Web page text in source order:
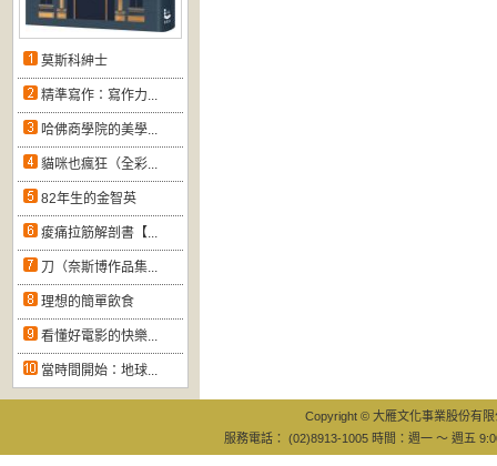
莫斯科紳士
精準寫作：寫作力...
哈佛商學院的美學...
貓咪也瘋狂（全彩...
82年生的金智英
痠痛拉筋解剖書【...
刀（奈斯博作品集...
理想的簡單飲食
看懂好電影的快樂...
當時間開始：地球...
Copyright © 大雁文化事業股份有
服務電話： (02)8913-1005 時間：週一 ～ 週五